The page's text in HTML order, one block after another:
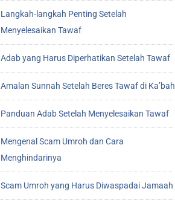
Langkah-langkah Penting Setelah
Menyelesaikan Tawaf
Adab yang Harus Diperhatikan Setelah Tawaf
Amalan Sunnah Setelah Beres Tawaf di Ka’bah
Panduan Adab Setelah Menyelesaikan Tawaf
Mengenal Scam Umroh dan Cara
Menghindarinya
Scam Umroh yang Harus Diwaspadai Jamaah